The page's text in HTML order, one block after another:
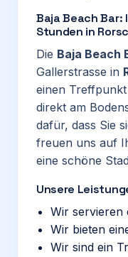
Baja Beach
Stunden in
Die Baja Beach
Gallerstrasse in
einen
direkt am
dafür, dass Sie
freuen uns auf
eine schöne
Unsere
Wir servieren
Wir bieten
Wir sind ein